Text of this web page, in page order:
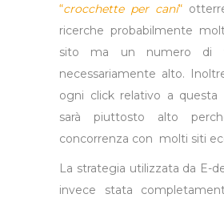
“crocchette per cani“
ricerche probabilmente
sito ma un numero di
necessariamente alto.
ogni click relativo a questa
sarà piuttosto alto
concorrenza con molti siti
La strategia utilizzata da E-
invece stata